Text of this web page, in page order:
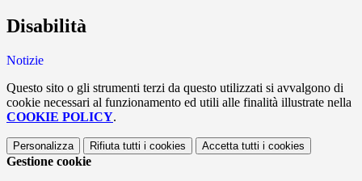
Disabilità
Notizie
Questo sito o gli strumenti terzi da questo utilizzati si avvalgono di
cookie necessari al funzionamento ed utili alle finalità illustrate nella
COOKIE POLICY.
Personalizza Rifiuta tutti i cookies Accetta tutti i cookies
Gestione cookie